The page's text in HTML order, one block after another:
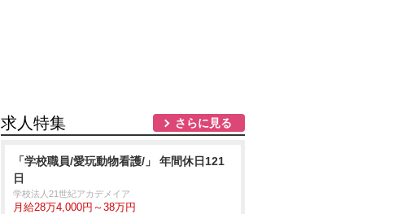
求人特集 さらに見る
「学校職員/愛玩動物看護/」 年間休日121
日
学校法人21世紀アカデメイア
月給28万4,000円～38万円